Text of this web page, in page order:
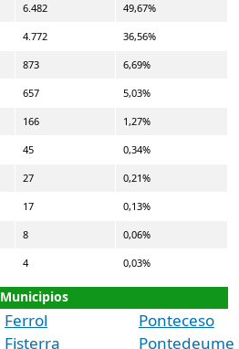
6.482 49,67%
4.772 36,56%
873 6,69%
657 5,03%
166 1,27%
45 0,34%
27 0,21%
17 0,13%
8 0,06%
4 0,03%
Municipios
Ferrol
Fisterra
Ponteceso
Pontedeume